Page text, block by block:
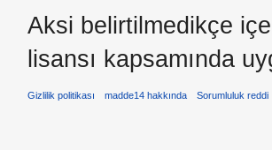
Aksi belirtilmedikçe
lisansı kapsamında
Gizlilik politikası madde14 hakkında Sorumluluk reddi